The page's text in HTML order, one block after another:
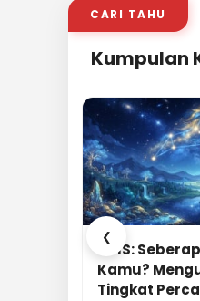
CARI TAHU
Kumpulan
❮
KUIS:
Kamu?
Tingkat